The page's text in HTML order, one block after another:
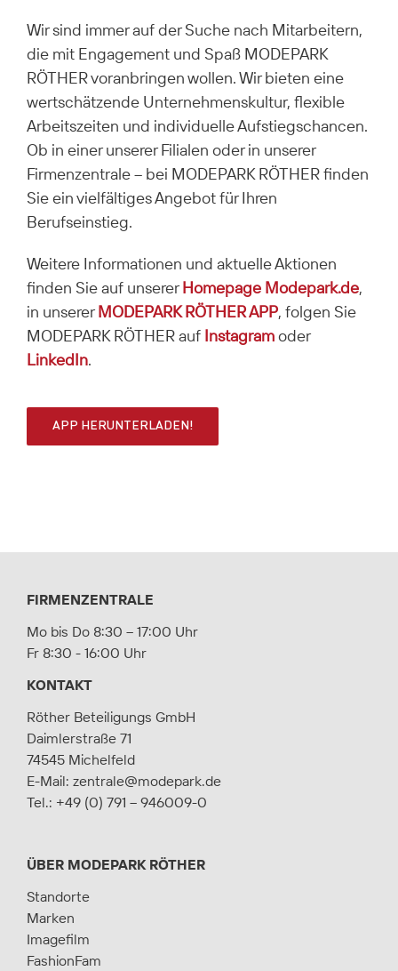
Wir sind immer auf der Suche nach Mitarbeitern,
die mit Engagement und Spaß MODEPARK
RÖTHER voranbringen wollen. Wir bieten eine
wertschätzende Unternehmenskultur, flexible
Arbeitszeiten und individuelle Aufstiegschancen.
Ob in einer unserer Filialen oder in unserer
Firmenzentrale – bei MODEPARK RÖTHER finden
Sie ein vielfältiges Angebot für Ihren
Berufseinstieg.
Weitere Informationen und aktuelle Aktionen
finden Sie auf unsererHomepage Modepark.de,
in unsererMODEPARK RÖTHER APP, folgen Sie
MODEPARK RÖTHER auf Instagramoder
LinkedIn.
APP HERUNTERLADEN!
FIRMENZENTRALE
Mo bis Do 8:30 – 17:00 Uhr
Fr 8:30 - 16:00 Uhr
KONTAKT
Röther Beteiligungs GmbH
Daimlerstraße 71
74545 Michelfeld
E-Mail: zentrale@modepark.de
Tel.: +49 (0) 791 – 946009-0
ÜBER MODEPARK RÖTHER
Standorte
Marken
Imagefilm
FashionFam